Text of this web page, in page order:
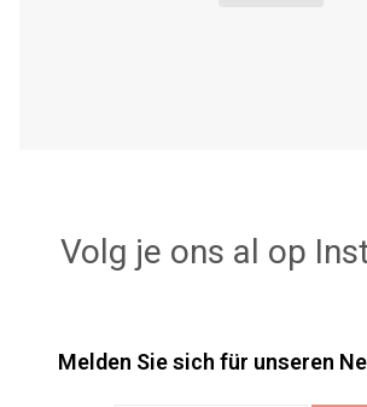
Volg je ons al op
Melden Sie sich für unseren